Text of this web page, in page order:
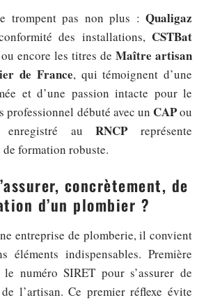
trompent pas non plus : Qualigaz
des installations, CSTBat
encore les titres de Maître artisan
de France, qui témoignent d’une
et d’une passion intacte pour le
professionnel débuté avec un CAPou
enregistré auRNCPreprésente
formation robuste.
concrètement, de
d’un plombier ?
entreprise de plomberie, il convient
éléments indispensables. Première
numéro SIRET pour s’assurer de
l’artisan. Ce premier réflexe évite